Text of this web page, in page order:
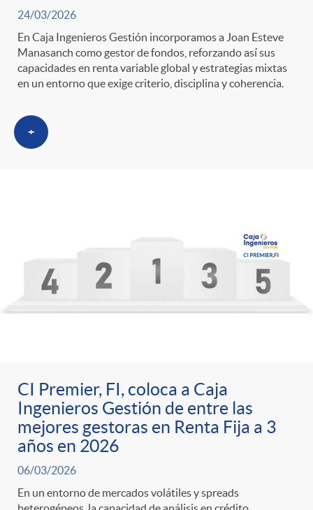
24/03/2026
En Caja Ingenieros Gestión incorporamos a Joan Esteve
Manasanch como gestor de fondos, reforzando así sus
capacidades en renta variable global y estrategias mixtas
en un entorno que exige criterio, disciplina y coherencia.
+
CI Premier, FI, coloca a Caja
Ingenieros Gestión de entre las
mejores gestoras en Renta Fija a 3
años en 2026
06/03/2026
En un entorno de mercados volátiles y spreads